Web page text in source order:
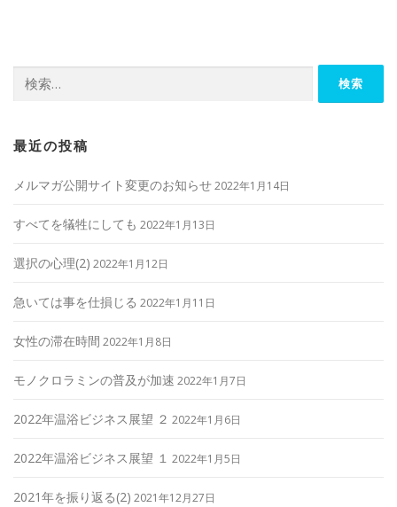
シ
索:
最近の投稿
メルマガ公開サイト変更のお知らせ2022年1月14日
すべてを犠牲にしても 2022年1月13日
選択の心理(2) 2022年1月12日
急いては事を仕損じる 2022年1月11日
女性の滞在時間 2022年1月8日
モノクロラミンの普及が加速 2022年1月7日
2022年温浴ビジネス展望 ２ 2022年1月6日
2022年温浴ビジネス展望 １ 2022年1月5日
2021年を振り返る(2) 2021年12月27日